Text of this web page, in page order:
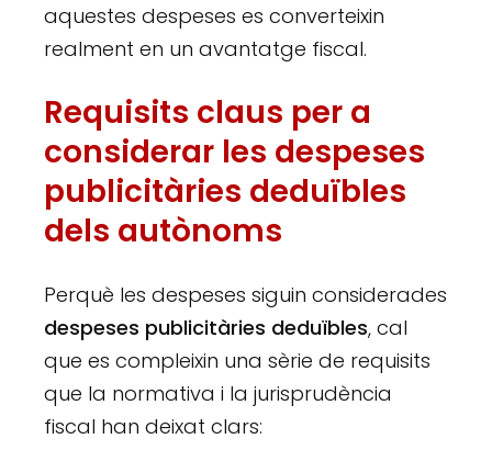
aquestes despeses es converteixin
realment en un avantatge fiscal.
Requisits claus per a
considerar les despeses
publicitàries deduïbles
dels autònoms
Perquè les despeses siguin considerades
despeses publicitàries deduïbles, cal
que es compleixin una sèrie de requisits
que la normativa i la jurisprudència
fiscal han deixat clars: